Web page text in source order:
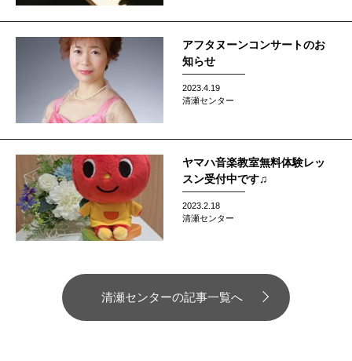
アフタヌーンコンサートのお
知らせ
2023.4.19
清瀬センター
ヤマハ音楽教室無料体験レッ
スン受付中です♫
2023.2.18
清瀬センター
清瀬センターの記事一覧へ